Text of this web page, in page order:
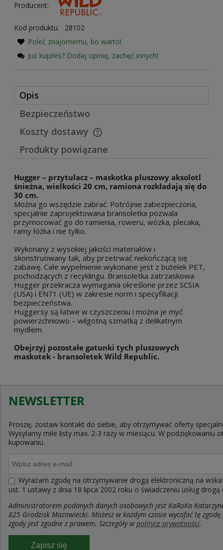
Producent:
Kod produktu:
28102
Poleć znajomemu, bo warto!
Już kupiłeś? Dodaj opinię, zachęć innych!
Opis
Bezpieczeństwo
Koszty dostawy
Cena nie zawiera ewentualnych kosztów płatności
Produkty powiązane
Hugger – przytulacz – maskotka pluszowy aksolotl
śnieżna, wielkości 20 cm, ramiona rozkładają się do
30 cm.
Można go wszędzie zabrać. Potrójnie zabezpieczona,
specjalnie zaprojektowana bransoletka pozwala
przymocować go do ramienia, roweru, wózka, plecaka,
ramy łóżka i nie tylko.
Wykonany z wysokiej jakości materiałów i
skonstruowany tak, aby przetrwać niekończącą się
zabawę. Całe wypełnienie wykonane jest z butelek PET,
pochodzących z recyklingu. Bransoletka zatrzaskowa
Hugger przekracza wymagania określone przez SCSIA
(USA) i EN71 (UE) w zakresie norm i specyfikacji
bezpieczeństwa.
Huggersy są łatwe w czyszczeniu i można je myć
powierzchniowo – wilgotną szmatką z delikatnym
mydłem.
Obejrzyj pozostałe gatunki tych pluszowych
maskotek - bransoletek Wild Republic.
NEWSLETTER
Proszę, zostaw kontakt do siebie, aby otrzymywać oferty
Wysyłamy miłe listy max. 2-3 razy w miesiącu. W
kupowaniu.
Wyrażam zgodę na otrzymywanie drogą elektroniczną na
ust. 1 ustawy z dnia 18 lipca 2002 roku o świadczeniu usług
Administratorem podanych danych osobowych jest KaRoKa
825 Grodzisk Mazowiecki. Możesz w każdym czasie wycofać tę
zgody jest zgodne z prawem. Szczegóły wpolityce prywatności.
Zapisz się